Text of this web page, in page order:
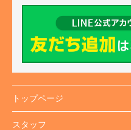
トップページ
スタッフ